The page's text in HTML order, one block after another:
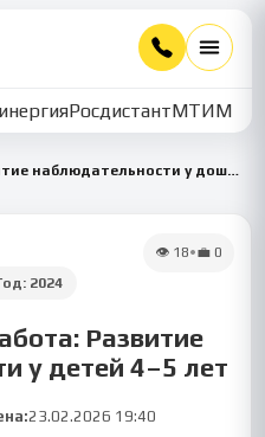
РосдистантМТИММУ
Развитие наблюдательности у дошкольников 4–5 лет
2024
👁 18•💼 0
Развитие
у детей 4–5 лет
23.02.2026 19:40